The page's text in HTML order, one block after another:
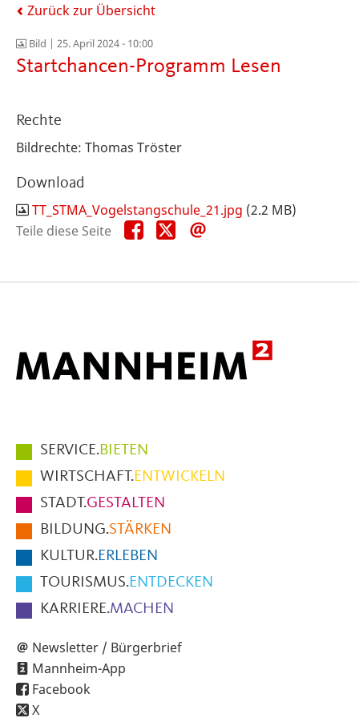
Zurück zur Übersicht
Bild | 25. April 2024 - 10:00
Startchancen-Programm Lesen
Rechte
Bildrechte: Thomas Tröster
Download
TT_STMA_Vogelstangschule_21.jpg (2.2 MB)
Teile diese Seite
Teile
diese
Teile
diese
Hauptmenüpunkte
im
Fußbereich
der
Seite
SERVICE.BIETEN
WIRTSCHAFT.ENTWICKELN
STADT.GESTALTEN
BILDUNG.STÄRKEN
KULTUR.ERLEBEN
TOURISMUS.ENTDECKEN
KARRIERE.MACHEN
Newsletter / Bürgerbrief
Mannheim-App
Facebook
X